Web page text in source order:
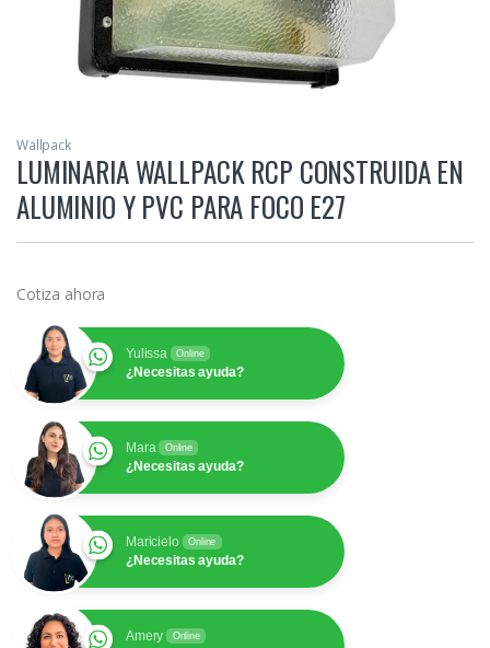
Wallpack
LUMINARIA WALLPACK RCP CONSTRUIDA EN
ALUMINIO Y PVC PARA FOCO E27
Cotiza ahora
Yulissa Online
¿Necesitas ayuda?
Mara Online
¿Necesitas ayuda?
Maricielo Online
¿Necesitas ayuda?
Amery Online